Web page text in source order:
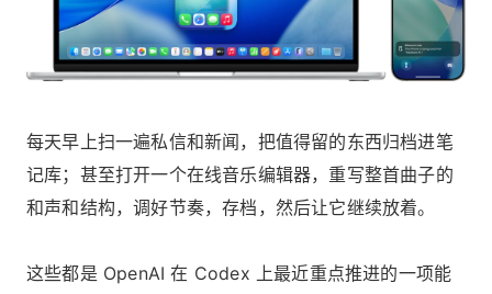
每天早上扫一遍私信和新闻，把值得留的东西归档进笔
记库；甚至打开一个在线音乐编辑器，重写整首曲子的
和声和结构，调好节奏，存档，然后让它继续放着。
这些都是 OpenAI 在 Codex 上最近重点推进的一项能